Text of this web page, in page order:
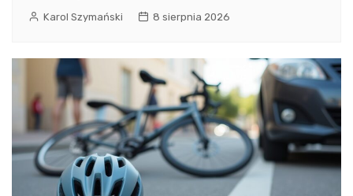
Karol Szymański 8 sierpnia 2026